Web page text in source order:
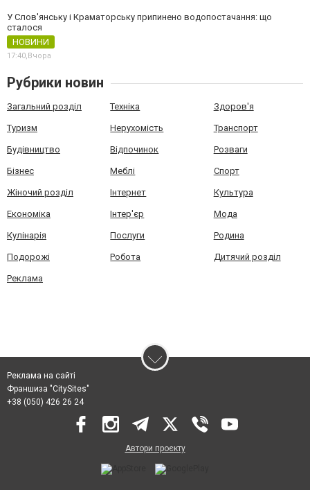
У Слов'янську і Краматорську припинено водопостачання: що
сталося
НОВИНИ
17:40,Вчора
Рубрики новин
Загальний розділ Техніка Здоров'я
Туризм Нерухомість Транспорт
Будівництво Відпочинок Розваги
Бізнес Меблі Спорт
Жіночий розділ Інтернет Культура
Економіка Інтер'єр Мода
Кулінарія Послуги Родина
Подорожі Робота Дитячий розділ
Реклама
Реклама на сайті
Франшиза "CitySites"
+38 (050) 426 26 24
Автори проєкту